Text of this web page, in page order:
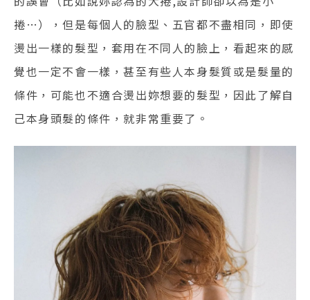
捲…），但是每個人的臉型、五官都不盡相同，即使
燙出一樣的髮型，套用在不同人的臉上，看起來的感
覺也一定不會一樣，甚至有些人本身髮質或是髮量的
條件，可能也不適合燙出妳想要的髮型，因此了解自
己本身頭髮的條件，就非常重要了。